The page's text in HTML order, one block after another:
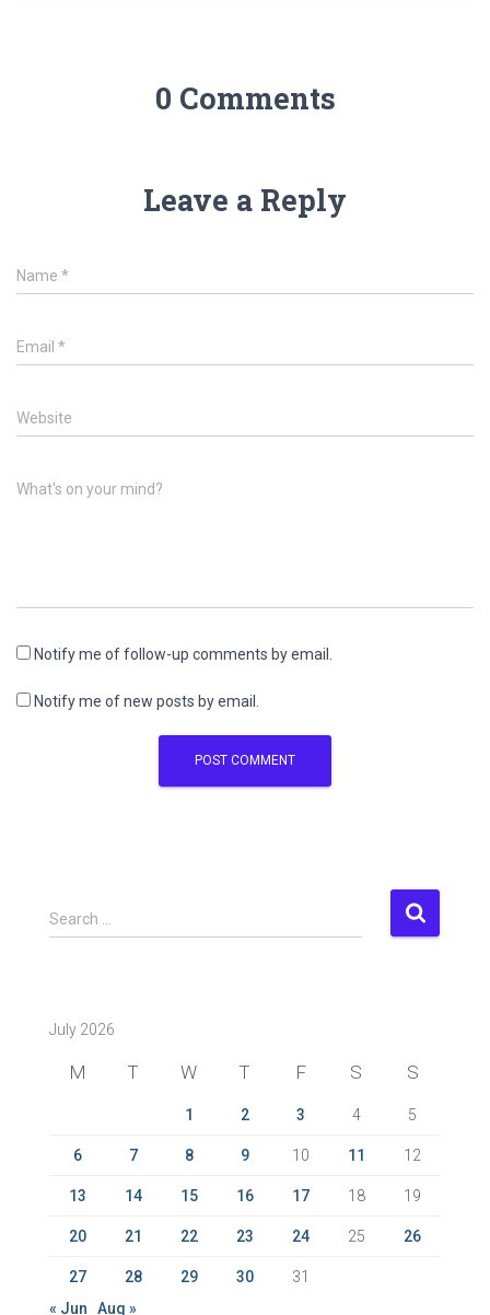
0 Comments
Leave a Reply
Name *
Email *
Website
What's on your mind?
Notify me of follow-up comments by email.
Notify me of new posts by email.
S
e
h
Search …
July 2026
M T W T F S S
1 2 3 4 5
6 7 8 9 10 11 12
13 14 15 16 17 18 19
20 21 22 23 24 25 26
27 28 29 30
31
« Jun
Aug »